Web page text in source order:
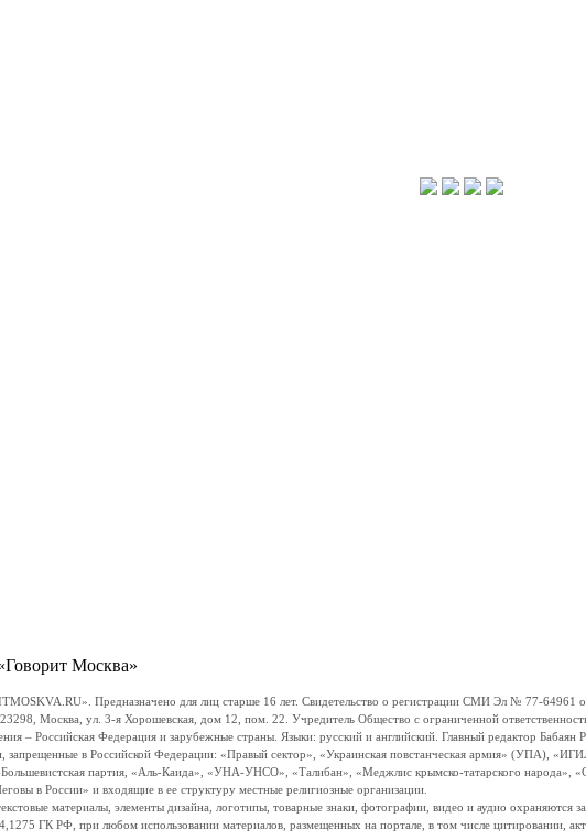
Москва»
Предназначено для лиц старше 16 лет. Свидетельство о регистрации СМИ Эл № 77-64961
Москва, ул. 3-я Хорошевская, дом 12, пом. 22. Учредитель Общество с ограниченной
– Российская Федерация и зарубежные страны. Языки: русский и английский. Главный редактор
запрещенные в Российской Федерации: «Правый сектор», «Украинская повстанческая армия»
партия, «Аль-Каида», «УНА-УНСО», «Талибан», «Меджлис крымско-татарского народа»,
в России» и входящие в ее структуру местные религиозные организации.
материалы, элементы дизайна, логотипы, товарные знаки, фотографии, видео и аудио
ГК РФ, при любом использовании материалов, размещенных на портале, в том числе цитировании,